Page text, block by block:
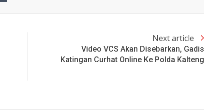
Next article
Video VCS Akan Disebarkan, Gadis
Katingan Curhat Online Ke Polda Kalteng